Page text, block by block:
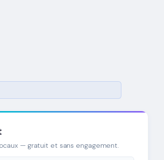
— gratuit et sans engagement.